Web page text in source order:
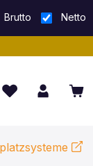
Brutto Netto